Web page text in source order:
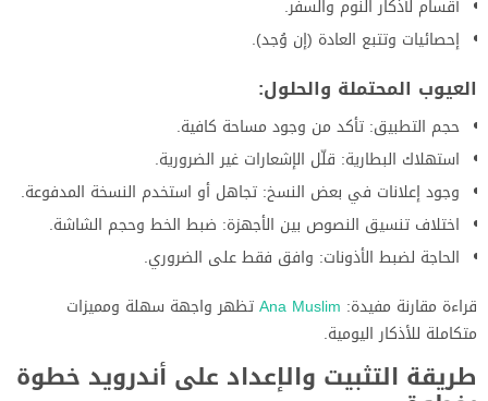
أقسام لأذكار النوم والسفر.
إحصائيات وتتبع العادة (إن وُجد).
العيوب المحتملة والحلول:
حجم التطبيق: تأكد من وجود مساحة كافية.
استهلاك البطارية: قلّل الإشعارات غير الضرورية.
وجود إعلانات في بعض النسخ: تجاهل أو استخدم النسخة المدفوعة.
اختلاف تنسيق النصوص بين الأجهزة: ضبط الخط وحجم الشاشة.
الحاجة لضبط الأذونات: وافق فقط على الضروري.
قراءة مقارنة مفيدة: Ana Muslimتظهر واجهة سهلة ومميزات
متكاملة للأذكار اليومية.
طريقة التثبيت والإعداد على أندرويد خطوة